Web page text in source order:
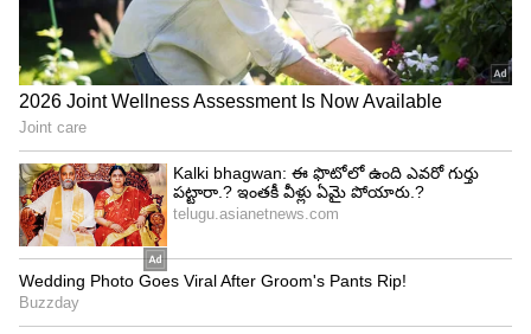
కంపోస్ట్ టీ
మన వంటింటి వ్యర్థాలతో తయారుచేసిన కంపోస్ట్‌ను 24
నుంచి 48 గంటల పాటు నీళ్లలో నానబెడితే కంపోస్ట్ టీ రెడీ
అవుతుంది. ఈ ద్రవ ఎరువును వడగట్టి మొక్కల వేళ్ల దగ్గర
పోయవచ్చు లేదా ఆకులపై స్ప్రే చేయవచ్చు. ఇది మొక్కలకు
వెంటనే పోషణ అందించి, వేసవిలో కూడా ఆరోగ్యంగా
పెరిగేలా చేస్తుంది.